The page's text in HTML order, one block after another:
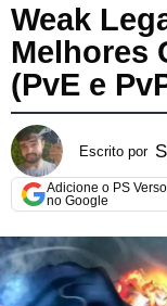
Weak
Melhores
(PvE e
Escrito por
Adicione o PS Verso
no Google